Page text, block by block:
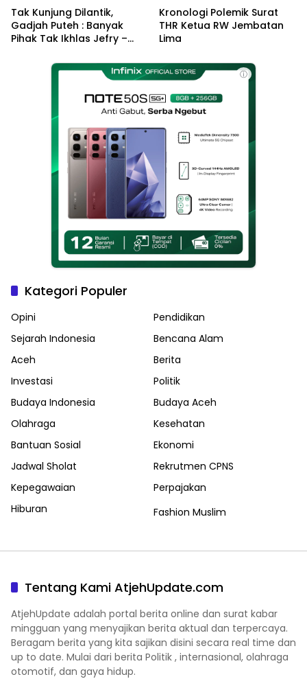
Tak Kunjung Dilantik,
Gadjah Puteh : Banyak
Pihak Tak Ikhlas Jefry –
Kronologi Polemik Surat
THR Ketua RW Jembatan
Lima
ⓘ
Kategori Populer
Opini
Pendidikan
Sejarah Indonesia
Bencana Alam
Aceh
Berita
Investasi
Politik
Budaya Indonesia
Budaya Aceh
Olahraga
Kesehatan
Bantuan Sosial
Ekonomi
Jadwal Sholat
Rekrutmen CPNS
Kepegawaian
Perpajakan
Hiburan
Fashion Muslim
Tentang Kami AtjehUpdate.com
AtjehUpdate adalah portal berita online dan surat kabar
mingguan yang menyajikan berita aktual dan terpercaya.
Beragam berita yang kita sajikan disini secara real time dan
up to date. Mulai dari berita Politik , internasional, olahraga
otomotif, dan gaya hidup.